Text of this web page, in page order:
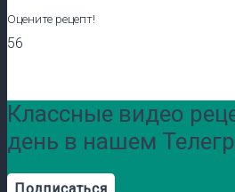
Оцените рецепт!
56
Классные видео
день в нашем